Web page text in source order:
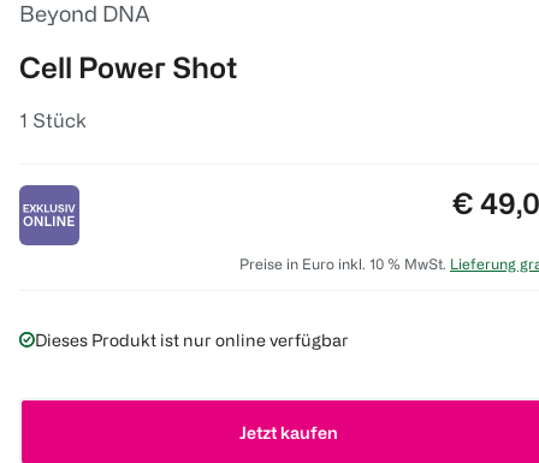
Beyond DNA
Cell Power Shot
1 Stück
Preis:
€
Preise in Euro inkl. 10 % MwSt. Lieferung
Dieses Produkt ist nur online verfügbar
Jetzt kaufen